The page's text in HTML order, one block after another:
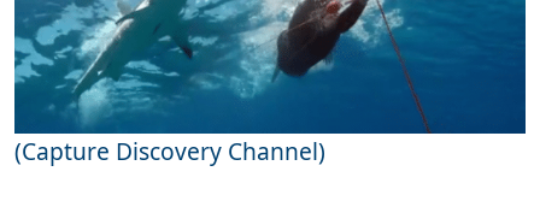
(Capture Discovery Channel)